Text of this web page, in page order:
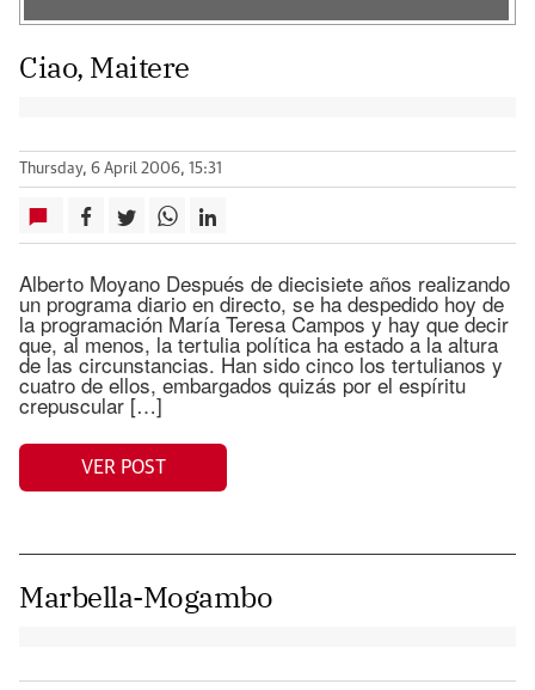
Ciao, Maitere
Thursday, 6 April 2006, 15:31
Alberto Moyano Después de diecisiete años realizando
un programa diario en directo, se ha despedido hoy de
la programación María Teresa Campos y hay que decir
que, al menos, la tertulia política ha estado a la altura
de las circunstancias. Han sido cinco los tertulianos y
cuatro de ellos, embargados quizás por el espíritu
crepuscular […]
VER POST
Marbella-Mogambo